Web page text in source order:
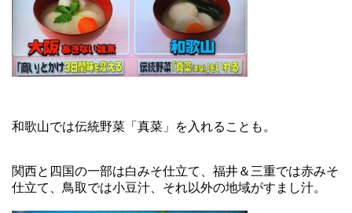
和歌山では伝統野菜「真菜」を入れることも。
関西と四国の一部は白みそ仕立て、福井＆三重では赤みそ
仕立て、鳥取では小豆汁、それ以外の地域がすまし汁。